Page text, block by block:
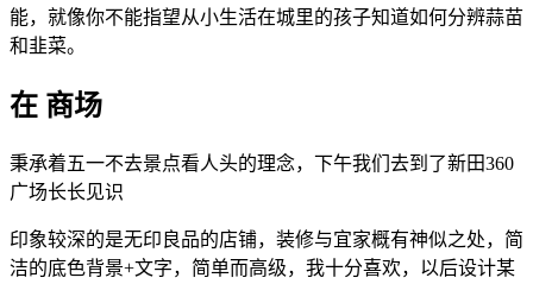
能，就像你不能指望从小生活在城里的孩子知道如何分辨蒜苗
和韭菜。
在 商场
秉承着五一不去景点看人头的理念，下午我们去到了新田360
广场长长见识
印象较深的是无印良品的店铺，装修与宜家概有神似之处，简
洁的底色背景+文字，简单而高级，我十分喜欢，以后设计某